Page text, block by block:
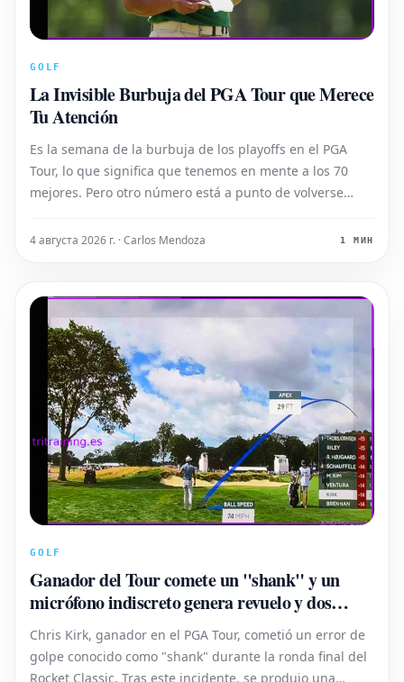
GOLF
La Invisible Burbuja del PGA Tour que Merece
Tu Atención
Es la semana de la burbuja de los playoffs en el PGA
Tour, lo que significa que tenemos en mente a los 70
mejores. Pero otro número está a punto de volverse
4 августа 2026 г. · Carlos Mendoza 1 МИН
GOLF
Ganador del Tour comete un "shank" y un
micrófono indiscreto genera revuelo y dos
consultas de reglas
Chris Kirk, ganador en el PGA Tour, cometió un error de
golpe conocido como "shank" durante la ronda final del
Rocket Classic. Tras este incidente, se produjo una